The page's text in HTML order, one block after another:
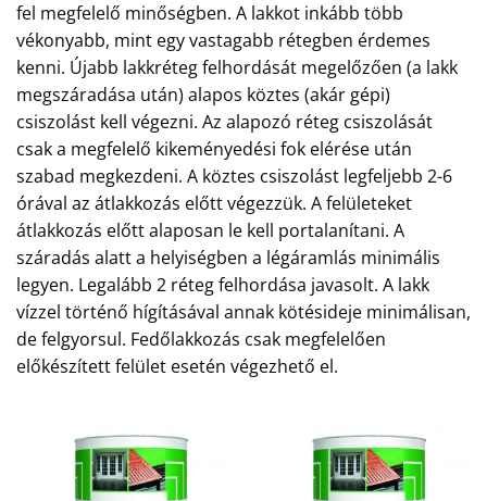
fel megfelelő minőségben. A lakkot inkább több
vékonyabb, mint egy vastagabb rétegben érdemes
kenni. Újabb lakkréteg felhordását megelőzően (a lakk
megszáradása után) alapos köztes (akár gépi)
csiszolást kell végezni. Az alapozó réteg csiszolását
csak a megfelelő kikeményedési fok elérése után
szabad megkezdeni. A köztes csiszolást legfeljebb 2-6
órával az átlakkozás előtt végezzük. A felületeket
átlakkozás előtt alaposan le kell portalanítani. A
száradás alatt a helyiségben a légáramlás minimális
legyen. Legalább 2 réteg felhordása javasolt. A lakk
vízzel történő hígításával annak kötésideje minimálisan,
de felgyorsul. Fedőlakkozás csak megfelelően
előkészített felület esetén végezhető el.